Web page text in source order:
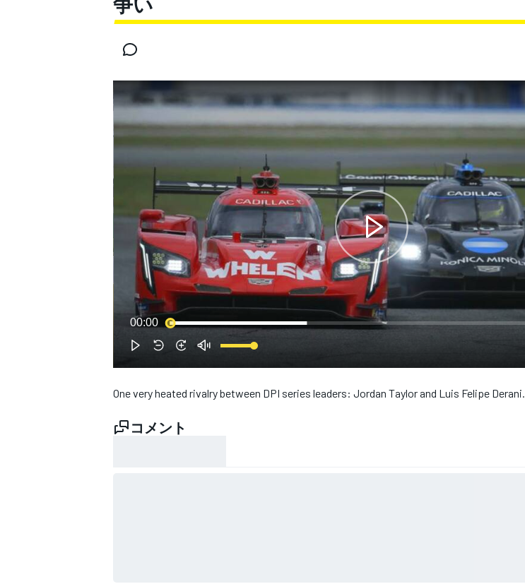
スーパーGT
WEC
00:00
One very heated rivalry between DPI series leaders: Jordan Taylor and Luis Felipe Derani.
コメント